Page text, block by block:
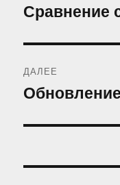
по
Предыдущая
Сравнение
ДАЛЕЕ
Следующая